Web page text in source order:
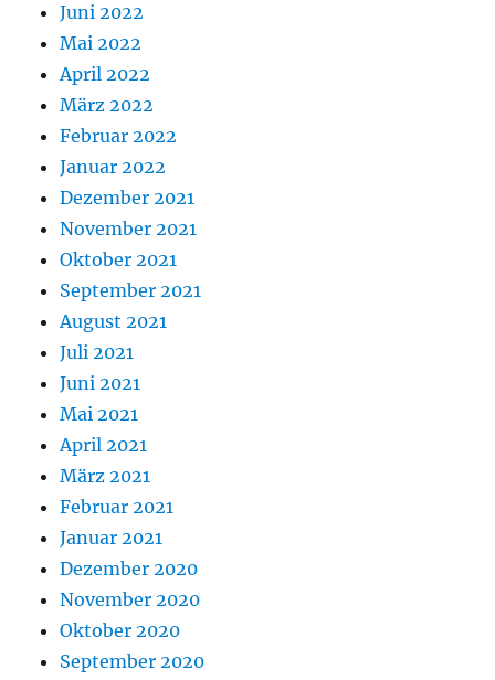
Juni 2022
Mai 2022
April 2022
März 2022
Februar 2022
Januar 2022
Dezember 2021
November 2021
Oktober 2021
September 2021
August 2021
Juli 2021
Juni 2021
Mai 2021
April 2021
März 2021
Februar 2021
Januar 2021
Dezember 2020
November 2020
Oktober 2020
September 2020